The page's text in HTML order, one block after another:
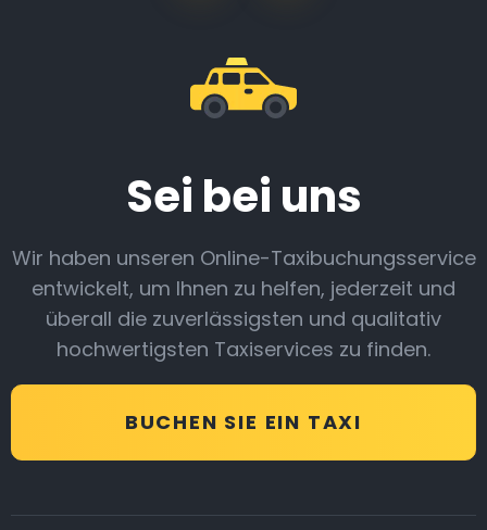
Sei bei uns
Wir haben unseren Online-Taxibuchungsservice
entwickelt, um Ihnen zu helfen, jederzeit und
überall die zuverlässigsten und qualitativ
hochwertigsten Taxiservices zu finden.
BUCHEN SIE EIN TAXI